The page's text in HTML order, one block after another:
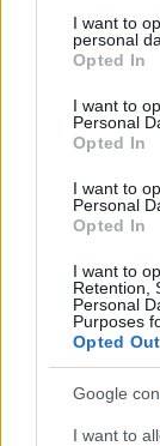
not limited to
grant or deny
use your data
consent section.
I want to
personal
Opted In
I want to
Personal
Opted In
I want to
Personal
Opted In
I want to
Retention,
Personal
Purposes
Opted Out
Google
I want to
LIFESTYLE